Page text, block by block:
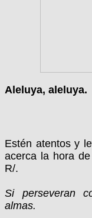
Aleluya, aleluya.
Estén atentos y
acerca la hora
R/.
Si perseveran
almas.